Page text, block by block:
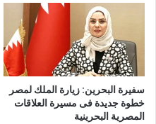
سفيرة البحرين: زيارة الملك لمصر
خطوة جديدة فى مسيرة العلاقات
المصرية البحرينية